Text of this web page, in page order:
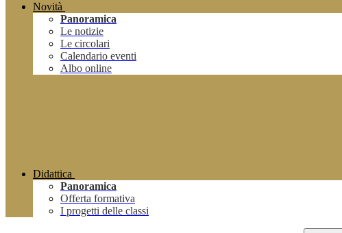
Novità
Panoramica
Le notizie
Le circolari
Calendario eventi
Albo online
Didattica
Panoramica
Offerta formativa
I progetti delle classi